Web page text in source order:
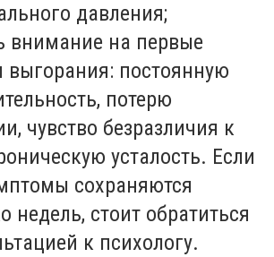
давления;
внимание на первые
выгорания: постоянную
потерю
чувство безразличия к
усталость. Если
сохраняются
недель, стоит обратиться
к психологу.